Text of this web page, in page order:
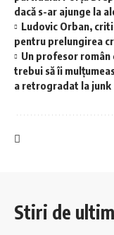
dacă s-ar ajunge la
Ludovic Orban,
pentru prelungirea
Un profesor român
trebui să îi
a retrogradat la junk
Stiri de